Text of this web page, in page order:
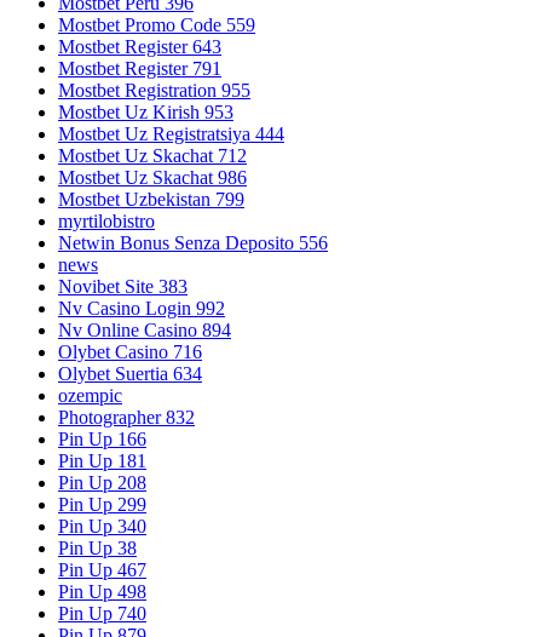
Mostbet Promo Code 559
Mostbet Register 643
Mostbet Register 791
Mostbet Registration 955
Mostbet Uz Kirish 953
Mostbet Uz Registratsiya 444
Mostbet Uz Skachat 712
Mostbet Uz Skachat 986
Mostbet Uzbekistan 799
myrtilobistro
Netwin Bonus Senza Deposito 556
news
Novibet Site 383
Nv Casino Login 992
Nv Online Casino 894
Olybet Casino 716
Olybet Suertia 634
ozempic
Photographer 832
Pin Up 166
Pin Up 181
Pin Up 208
Pin Up 299
Pin Up 340
Pin Up 38
Pin Up 467
Pin Up 498
Pin Up 740